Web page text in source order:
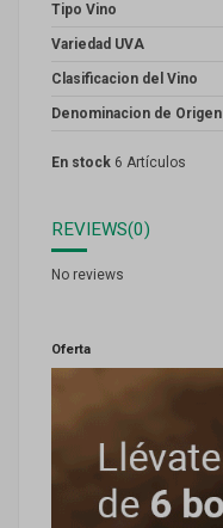
Tipo Vino
Variedad UVA
Clasificacion del Vino
Denominacion de Origen
En stock 6 Artículos
REVIEWS(0)
No reviews
Oferta